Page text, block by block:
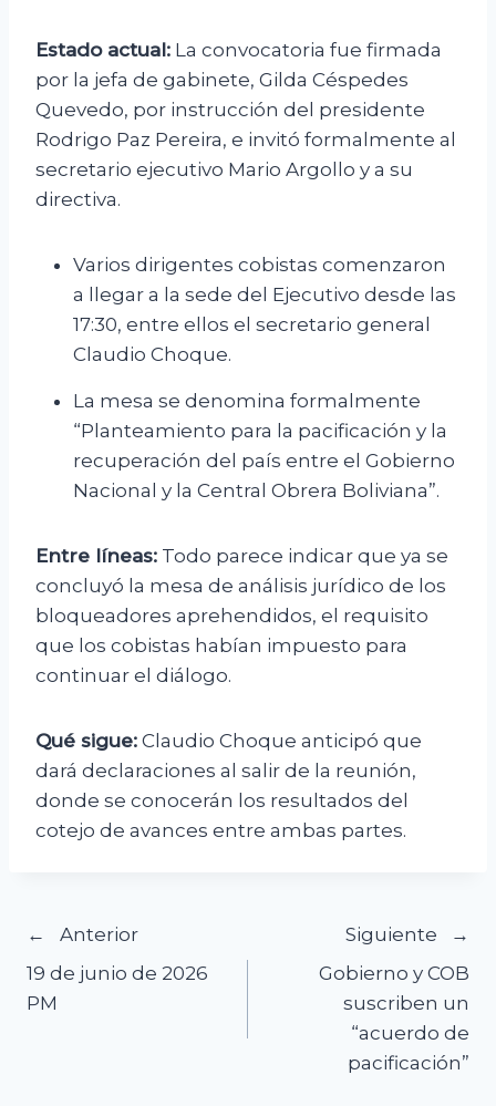
Estado actual: La convocatoria fue firmada
por la jefa de gabinete, Gilda Céspedes
Quevedo, por instrucción del presidente
Rodrigo Paz Pereira, e invitó formalmente al
secretario ejecutivo Mario Argollo y a su
directiva.
Varios dirigentes cobistas comenzaron
a llegar a la sede del Ejecutivo desde las
17:30, entre ellos el secretario general
Claudio Choque.
La mesa se denomina formalmente
“Planteamiento para la pacificación y la
recuperación del país entre el Gobierno
Nacional y la Central Obrera Boliviana”.
Entre líneas: Todo parece indicar que ya se
concluyó la mesa de análisis jurídico de los
bloqueadores aprehendidos, el requisito
que los cobistas habían impuesto para
continuar el diálogo.
Qué sigue: Claudio Choque anticipó que
dará declaraciones al salir de la reunión,
donde se conocerán los resultados del
cotejo de avances entre ambas partes.
Navegación
de
Anterior
19 de junio de 2026
PM
Siguiente
Gobierno y COB
suscriben un
“acuerdo de
pacificación”